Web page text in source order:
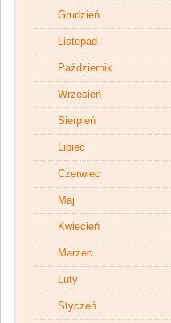
Grudzień
Listopad
Październik
Wrzesień
Sierpień
Lipiec
Czerwiec
Maj
Kwiecień
Marzec
Luty
Styczeń